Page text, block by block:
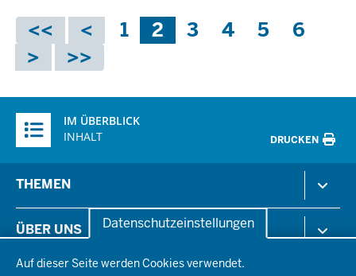
Datenschutzeinstellungen
Auf dieser Seite werden Cookies verwendet.
Seitennummerierung
S
1 A
k
e
e
i
e
2 S
3 S
4 S
5 S
6
Inhalte
IM ÜBERBLICK
INHALT
DRUCKEN
in
der
Fußzeile
THEMEN
Gesundheit & Soziales
Kommunales & Wirtschaft
ÜBER UNS
Aktenpläne